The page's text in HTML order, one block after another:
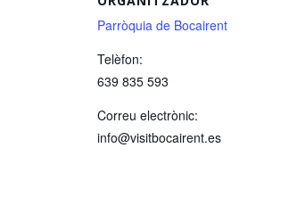
Parròquia de Bocairent
Telèfon:
639 835 593
Correu electrònic:
info@visitbocairent.es